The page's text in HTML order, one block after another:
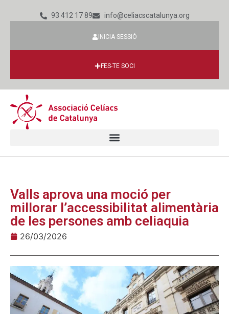
93 412 17 89 info@celiacscatalunya.org
INICIA SESSIÓ
FES-TE SOCI
Valls aprova una moció per
millorar l’accessibilitat alimentària
de les persones amb celiaquia
26/03/2026